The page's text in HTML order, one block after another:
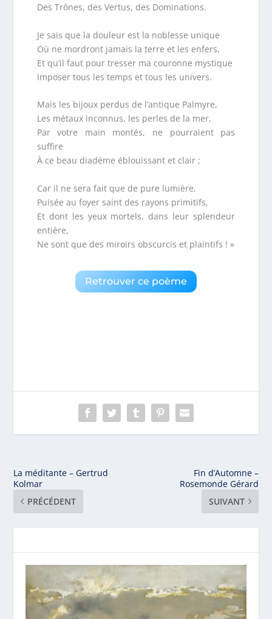
Des Trônes, des Vertus, des Dominations.
Je sais que la douleur est la noblesse unique
Où ne mordront jamais la terre et les enfers,
Et qu’il faut pour tresser ma couronne mystique
Imposer tous les temps et tous les univers.
Mais les bijoux perdus de l’antique Palmyre,
Les métaux inconnus, les perles de la mer,
Par votre main montés, ne pourraient pas
suffire
À ce beau diadème éblouissant et clair ;
Car il ne sera fait que de pure lumière,
Puisée au foyer saint des rayons primitifs,
Et dont les yeux mortels, dans leur splendeur
entière,
Ne sont que des miroirs obscurcis et plaintifs ! »
Retrouver ce poème
La méditante – Gertrud
Kolmar
PRÉCÉDENT
Fin d’Automne –
Rosemonde Gérard
SUIVANT